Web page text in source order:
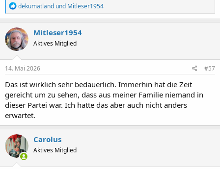
R
e
a
k
t
i
o
n
e
dekumatland und Mitleser1954
Mitleser1954
Aktives Mitglied
14. Mai 2026 #57
Das ist wirklich sehr bedauerlich. Immerhin hat die Zeit
gereicht um zu sehen, dass aus meiner Familie niemand in
dieser Partei war. Ich hatte das aber auch nicht anders
erwartet.
Carolus
Aktives Mitglied